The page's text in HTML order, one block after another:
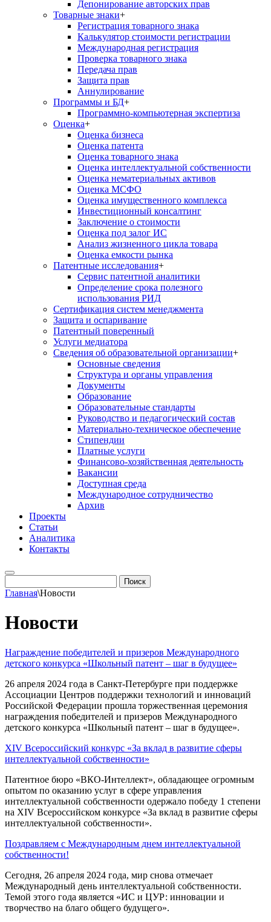
Депонирование авторских прав
Товарные знаки+
Регистрация товарного знака
Калькулятор стоимости регистрации
Международная регистрация
Проверка товарного знака
Передача прав
Защита прав
Аннулирование
Программы и БД+
Программно-компьютерная экспертиза
Оценка+
Оценка бизнеса
Оценка патента
Оценка товарного знака
Оценка интеллектуальной собственности
Оценка нематериальных активов
Оценка МСФО
Оценка имущественного комплекса
Инвестиционный консалтинг
Заключение о стоимости
Оценка под залог ИС
Анализ жизненного цикла товара
Оценка емкости рынка
Патентные исследования+
Сервис патентной аналитики
Определение срока полезного
использования РИД
Сертификация систем менеджмента
Защита и оспаривание
Патентный поверенный
Услуги медиатора
Сведения об образовательной организации+
Основные сведения
Структура и органы управления
Документы
Образование
Образовательные стандарты
Руководство и педагогический состав
Материально-техническое обеспечение
Стипендии
Платные услуги
Финансово-хозяйственная деятельность
Вакансии
Доступная среда
Международное сотрудничество
Архив
Проекты
Статьи
Аналитика
Контакты
Главная\Новости
Новости
Награждение победителей и призеров Международного
детского конкурса «Школьный патент – шаг в будущее»
26 апреля 2024 года в Санкт-Петербурге при поддержке
Ассоциации Центров поддержки технологий и инноваций
Российской Федерации прошла торжественная церемония
награждения победителей и призеров Международного
детского конкурса «Школьный патент – шаг в будущее».
XIV Всероссийский конкурс «За вклад в развитие сферы
интеллектуальной собственности»
Патентное бюро «ВКО-Интеллект», обладающее огромным
опытом по оказанию услуг в сфере управления
интеллектуальной собственности одержало победу 1 степени
на XIV Всероссийском конкурсе «За вклад в развитие сферы
интеллектуальной собственности».
Поздравляем с Международным днем интеллектуальной
собственности!
Сегодня, 26 апреля 2024 года, мир снова отмечает
Международный день интеллектуальной собственности.
Темой этого года является «ИС и ЦУР: инновации и
творчество на благо общего будущего».